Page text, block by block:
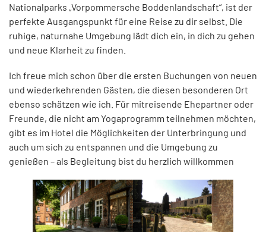
Nationalparks „Vorpommersche Boddenlandschaft“, ist der
perfekte Ausgangspunkt für eine Reise zu dir selbst. Die
ruhige, naturnahe Umgebung lädt dich ein, in dich zu gehen
und neue Klarheit zu finden.
Ich freue mich schon über die ersten Buchungen von neuen
und wiederkehrenden Gästen, die diesen besonderen Ort
ebenso schätzen wie ich. Für mitreisende Ehepartner oder
Freunde, die nicht am Yogaprogramm teilnehmen möchten,
gibt es im Hotel die Möglichkeiten der Unterbringung und
auch um sich zu entspannen und die Umgebung zu
genießen – als Begleitung bist du herzlich willkommen